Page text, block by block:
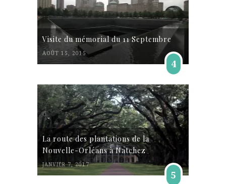
Visite du mémorial du 11 Septembre
AOÛT 15, 2015
4
La route des plantations de la
Nouvelle-Orléans à Natchez
JANVIER 7, 2017
5